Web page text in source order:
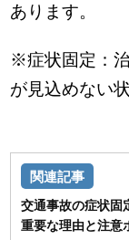
あります。
※症状固定：
が見込めない
交通事故の症状固
重要な理由と注意